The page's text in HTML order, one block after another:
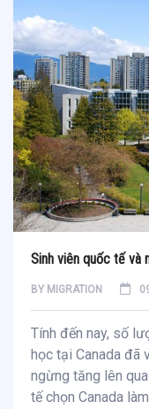
Sinh viên quốc tế và
BY MIGRATION
Tính đến nay, số
học tại Canada đã
ngừng tăng lên
tế chọn Canada